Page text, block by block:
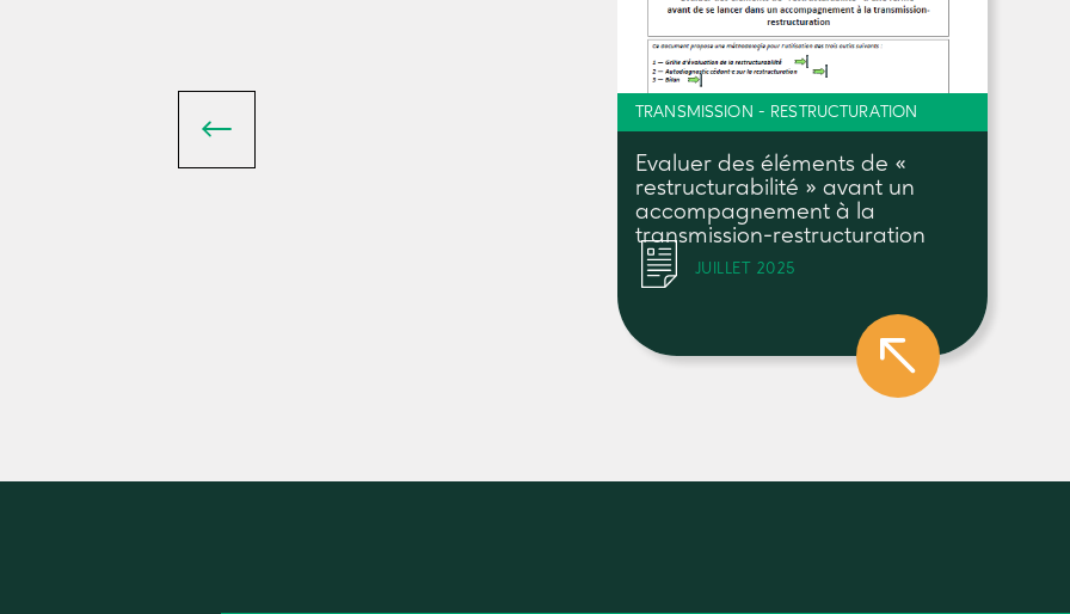
TRANSMISSION - RESTRUCTURATION
Evaluer des éléments de «
restructurabilité » avant un
accompagnement à la
transmission-restructuration
JUILLET 2025